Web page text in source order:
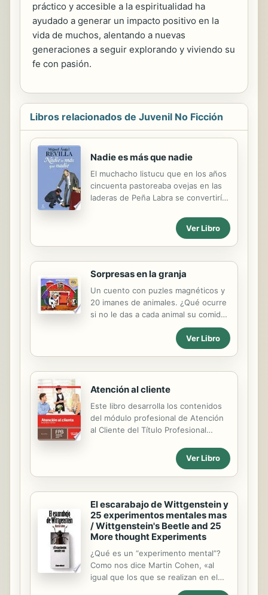
práctico y accesible a la espiritualidad ha
ayudado a generar un impacto positivo en la
vida de muchos, alentando a nuevas
generaciones a seguir explorando y viviendo su
fe con pasión.
Libros relacionados de Juvenil No Ficción
Nadie es más que nadie
El muchacho listucu que en los años
cincuenta pastoreaba ovejas en las
laderas de Peña Labra se convertiría
Esta es su historia. Y nos la cuenta
con ese estilo único que lo ha hecho
popular y querido, con sentido del
Revilla nos dibuja una España de
penuria y esfuerzo que ya no existe.
Y relata con viveza cómo, con tesón,
animado por el amor a la tierra que lo
vio nacer, consiguió alcanzar las más
altas responsabilidades. La
semblanza que traza en estas
Ver Libro
Sorpresas en la granja
Un cuento con puzles magnéticos y
20 imanes de animales. ¿Qué ocurre
si no le das a cada animal su comida?
¡Pues que toda la granja se vuelve
loca! Lee el cuento y luego utiliza los
imanes para crear tus propias
100 combinaciones posibles!
Ver Libro
Atención al cliente
Este libro desarrolla los contenidos
del módulo profesional de Atención
al Cliente del Título Profesional
perteneciente a la familia profesional
de Hostelería y Turismo, según el
Real Decreto 127/2014, de 28 de
febrero. Atención al cliente comienza
introduciéndonos en el mundo de la
comunicación. Nos adentra en sus
elementos, el proceso comunicativo,
las barreras que pueden surgir y los
tipos de comunicación que es
necesario conocer para fomentar la
motivación tan necesaria en la
atención al cliente. A continuación,
Ver Libro
El escarabajo de Wittgenstein y
25 experimentos mentales mas
/ Wittgenstein's Beetle and 25
More thought Experiments
¿Qué es un “experimento mental”?
Como nos dice Martin Cohen, «al
igual que los que se realizan en el
laboratorio, son pruebas que se